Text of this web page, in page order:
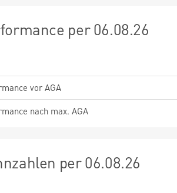
per 06.08.26
vor AGA
nach max. AGA
per 06.08.26